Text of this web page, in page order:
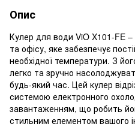
Опис
Кулер для води ViO X101-FE
та офісу, яке забезпечує
необхідної температури. З
легко та зручно
будь-який час. Цей кулер
системою електронного
завантаженням, що робить
стильним елементом вашого